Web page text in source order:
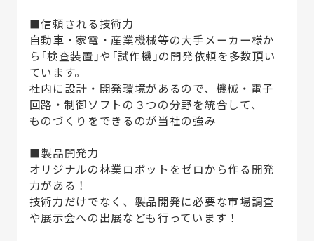
■信頼される技術力
自動車・家電・産業機械等の大手メーカー様か
ら「検査装置」や「試作機」の開発依頼を多数頂い
ています。
社内に設計・開発環境があるので、機械・電子
回路・制御ソフトの３つの分野を統合して、
ものづくりをできるのが当社の強み
■製品開発力
オリジナルの林業ロボットをゼロから作る開発
力がある！
技術力だけでなく、製品開発に必要な市場調査
や展示会への出展なども行っています！